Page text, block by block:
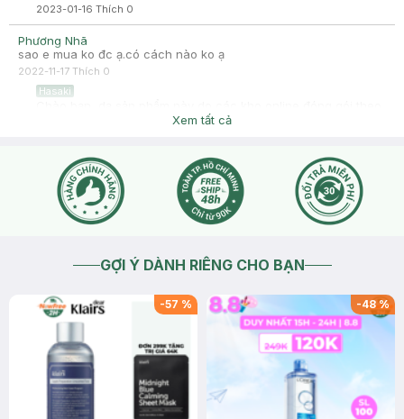
2023-01-16 Thích 0
Phương Nhã
sao e mua ko đc ạ.có cách nào ko ạ
2022-11-17 Thích 0
Hasaki
địa chỉ của bạn đang tạm hết, chỉ còn số lượng ít tại chi
cảm đặt lại sau nhé
2022-11-17Thích0
Xem tất cả
GỢI Ý DÀNH RIÊNG CHO BẠN
-57 % -48%